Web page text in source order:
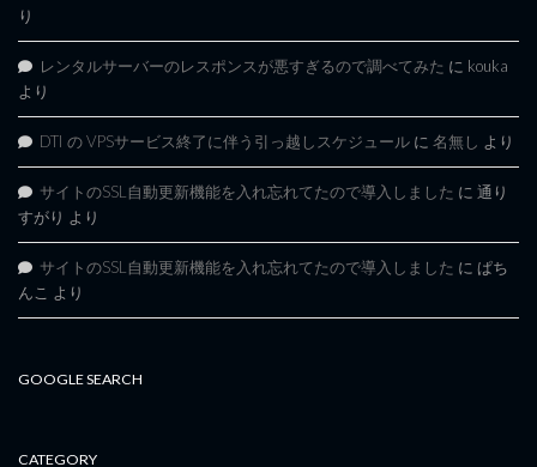
り
レンタルサーバーのレスポンスが悪すぎるので調べてみた に kouka
より
DTI の VPSサービス終了に伴う引っ越しスケジュール に 名無し より
サイトのSSL自動更新機能を入れ忘れてたので導入しました に 通り
すがり より
サイトのSSL自動更新機能を入れ忘れてたので導入しました に ぱち
んこ より
GOOGLE SEARCH
CATEGORY